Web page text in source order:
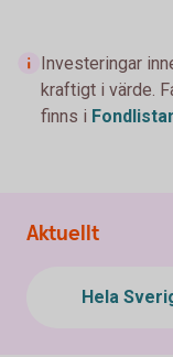
Investeringar
kraftigt i värde.
finns i
Aktuellt
Hela